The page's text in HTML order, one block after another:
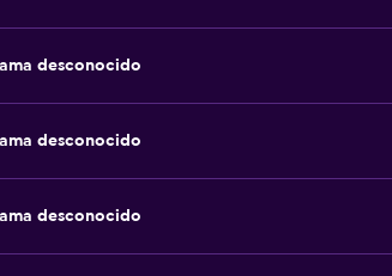
desconocido
desconocido
desconocido